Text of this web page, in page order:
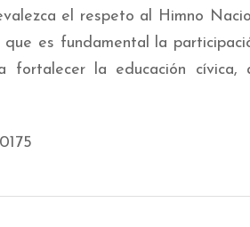
el respeto al Himno
es fundamental la
fortalecer la educación cívica,